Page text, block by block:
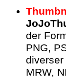
der
PNG,
diverser
MRW,